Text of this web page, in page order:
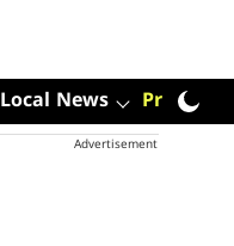
Local News Premium
Advertisement